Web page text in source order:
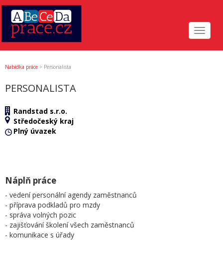
Toggle
Nabídka práce > Personalista
PERSONALISTA
Randstad s.r.o.
Středočeský kraj
Plný úvazek
Náplň práce
- vedení personální agendy zaměstnanců
- příprava podkladů pro mzdy
- správa volných pozic
- zajišťování školení všech zaměstnanců
- komunikace s úřady